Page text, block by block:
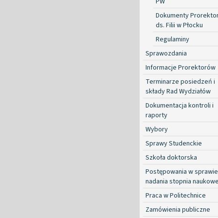
Dokumenty
ds. Filii w Płocku
Regulaminy
Sprawozdania
Informacje Prorektorów
Terminarze posiedzeń i
składy Rad Wydziałów
Dokumentacja kontroli i
raporty
Wybory
Sprawy Studenckie
Szkoła doktorska
Postępowania w sprawie
nadania stopnia
Praca w Politechnice
Zamówienia publiczne